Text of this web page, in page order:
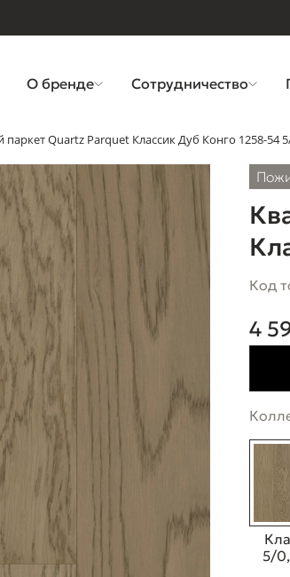
О бренде Сотрудничество
паркет Quartz Parquet Классик Дуб Конго 1258-54
Код
4
5/